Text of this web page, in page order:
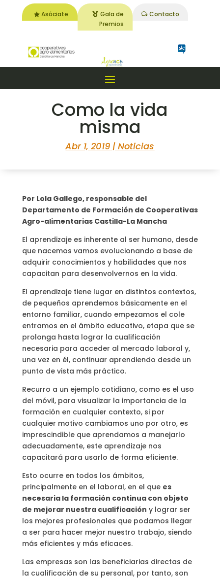
Asóciate
Gala de
Premios
Contacto
Como la vida
misma
Abr 1, 2019 |Noticias
Por Lola Gallego, responsable del
Departamento de Formación de Cooperativas
Agro-alimentarias Castilla-La Mancha
El aprendizaje es inherente al ser humano, desde
que nacemos vamos evolucionando a base de
adquirir conocimientos y habilidades que nos
capacitan para desenvolvernos en la vida.
El aprendizaje tiene lugar en distintos contextos,
de pequeños aprendemos básicamente en el
entorno familiar, cuando empezamos el cole
entramos en el ámbito educativo, etapa que se
prolonga hasta lograr la cualificación
necesaria para acceder al mercado laboral y,
una vez en él, continuar aprendiendo desde un
punto de vista más práctico.
Recurro a un ejemplo cotidiano, como es el uso
del móvil, para visualizar la importancia de la
formación en cualquier contexto, si por
cualquier motivo cambiamos uno por otro, es
imprescindible que aprendamos a manejarlo
adecuadamente, este aprendizaje nos
capacitará para usarlo de forma eficiente.
Esto ocurre en todos los ámbitos,
principalmente en el laboral, en el que es
necesaria la formación continua con objeto
de mejorar nuestra cualificación y lograr ser
los mejores profesionales que podamos llegar
a ser para hacer mejor nuestro trabajo, siendo
más eficientes y más eficaces.
Las empresas son las beneficiarias directas de
la cualificación de su personal, por tanto, son